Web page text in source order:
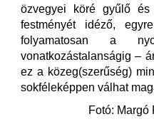
özvegyei köré gyűlő
festményét idéző,
folyamatosan a
vonatkozástalanságig –
ez a közeg(szerűség)
sokféleképpen válhat
Fotó: Margó